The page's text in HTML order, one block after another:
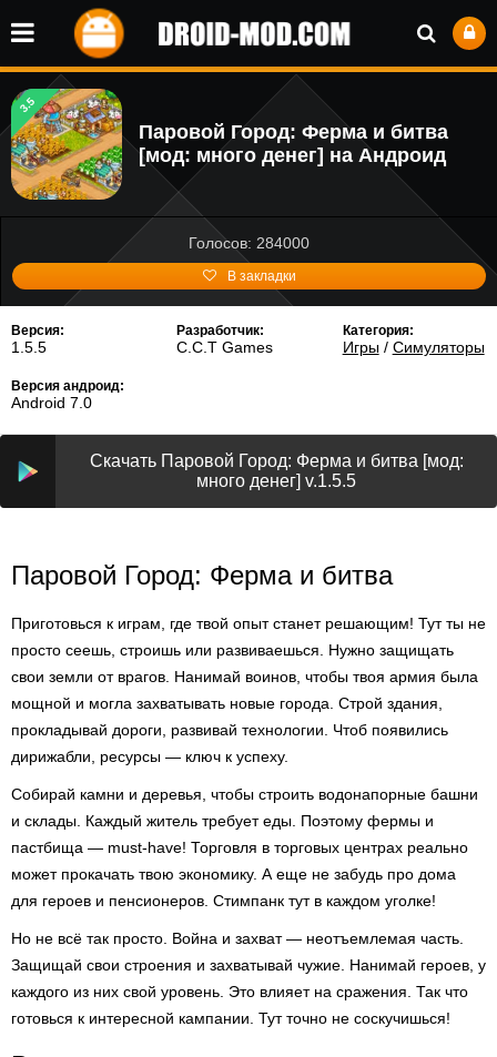
3.5
Паровой Город: Ферма и битва
[мод: много денег] на Андроид
Голосов: 284000
В закладки
Версия:
1.5.5
Разработчик:
C.C.T Games
Категория:
Игры/ Симуляторы
Версия андроид:
Android 7.0
Скачать Паровой Город: Ферма и битва [мод:
много денег] v.1.5.5
Паровой Город: Ферма и битва
Приготовься к играм, где твой опыт станет решающим! Тут ты не
просто сеешь, строишь или развиваешься. Нужно защищать
свои земли от врагов. Нанимай воинов, чтобы твоя армия была
мощной и могла захватывать новые города. Строй здания,
прокладывай дороги, развивай технологии. Чтоб появились
дирижабли, ресурсы — ключ к успеху.
Собирай камни и деревья, чтобы строить водонапорные башни
и склады. Каждый житель требует еды. Поэтому фермы и
пастбища — must-have! Торговля в торговых центрах реально
может прокачать твою экономику. А еще не забудь про дома
для героев и пенсионеров. Стимпанк тут в каждом уголке!
Но не всё так просто. Война и захват — неотъемлемая часть.
Защищай свои строения и захватывай чужие. Нанимай героев, у
каждого из них свой уровень. Это влияет на сражения. Так что
готовься к интересной кампании. Тут точно не соскучишься!